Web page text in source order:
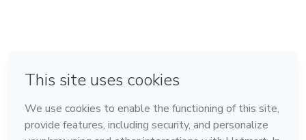
Feito com ❤ em Bogotá